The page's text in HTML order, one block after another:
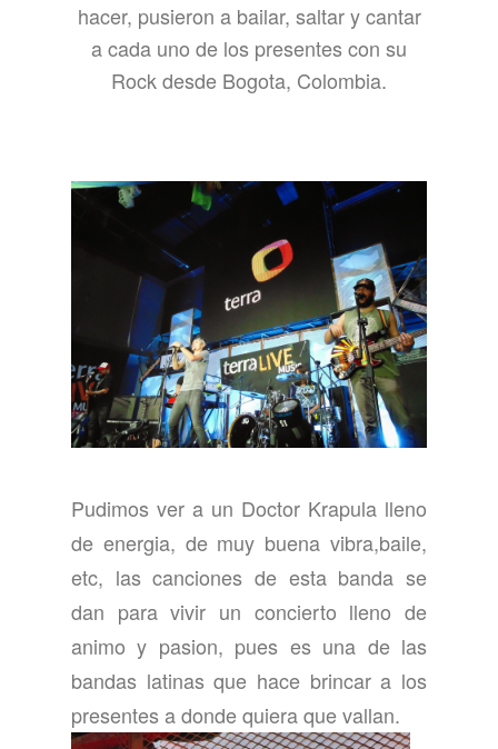
hacer, pusieron a bailar, saltar y cantar
a cada uno de los presentes con su
Rock desde Bogota, Colombia.
Pudimos ver a un Doctor Krapula lleno
de energia, de muy buena vibra,baile,
etc, las canciones de esta banda se
dan para vivir un concierto lleno de
animo y pasion, pues es una de las
bandas latinas que hace brincar a los
presentes a donde quiera que vallan.